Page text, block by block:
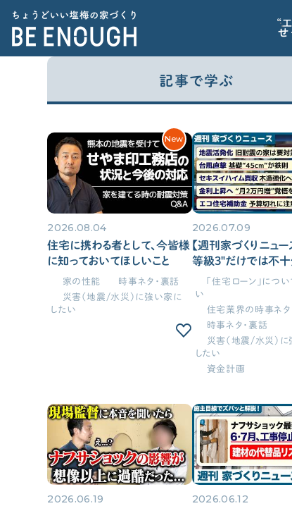
“
せ
標準仕様
記事で学ぶ
CATEGORY
家づくりの前に
家を建てるべきか？から考えたい
家づくりに必要な心構えを知りたい
住宅業界の“闇”を知っておきたい
子育てに関連する情報が欲しい
家の性能
断熱／気密性能について学びたい
換気システムについて学びたい
太陽光発電について学びたい
エアコン計画・湿度管理を学びたい
工務店・HM選び
「工務店・HMの選び方」を学びたい
記事で学ぶ
New
2026.08.04
住宅に携わる者として、今皆様
に知っておいてほしいこと
家の性能
時事ネタ・裏話
災害（地震/水災）に強い家に
したい
2026.07.09
【週刊家づくりニュー
等級3"だけでは不十
上昇時代のローン対
金最新動向（2026年6
「住宅ローン」につ
い
住宅業界の時事ネタ
時事ネタ・裏話
災害（地震/水災）
したい
資金計画
2026.06.19 2026.06.12